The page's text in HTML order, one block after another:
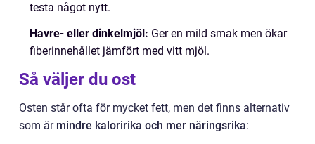
testa något nytt.
Havre- eller dinkelmjöl: Ger en mild smak men ökar
fiberinnehållet jämfört med vitt mjöl.
Så väljer du ost
Osten står ofta för mycket fett, men det finns alternativ
som är mindre kaloririka och mer näringsrika: